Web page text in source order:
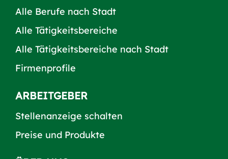
Alle Berufe nach Stadt
Alle Tätigkeitsbereiche
Alle Tätigkeitsbereiche nach Stadt
Firmenprofile
ARBEITGEBER
Stellenanzeige schalten
Preise und Produkte